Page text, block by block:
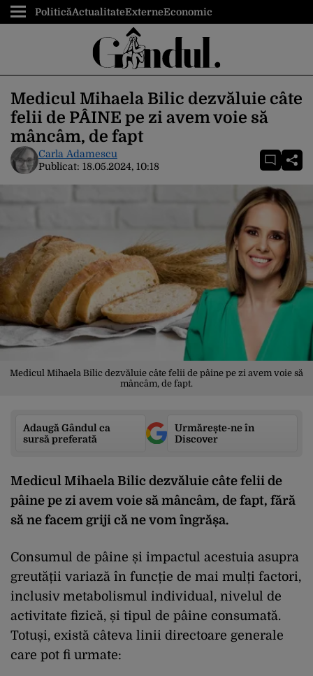
PoliticăActualitateExterneEconomic
Medicul Mihaela Bilic dezvăluie câte
felii de PÂINE pe zi avem voie să
mâncâm, de fapt
Carla Adamescu
Publicat: 18.05.2024, 10:18
Medicul Mihaela Bilic dezvăluie câte felii de pâine pe zi avem voie să
mâncâm, de fapt.
Adaugă Gândul ca
sursă preferată
Urmărește-ne în
Discover
Medicul Mihaela Bilic dezvăluie câte felii de
pâine pe zi avem voie să mâncâm, de fapt, fără
să ne facem griji că ne vom îngrășa.
Consumul de pâine și impactul acestuia asupra
greutății variază în funcție de mai mulți factori,
inclusiv metabolismul individual, nivelul de
activitate fizică, și tipul de pâine consumată.
Totuși, există câteva linii directoare generale
care pot fi urmate: